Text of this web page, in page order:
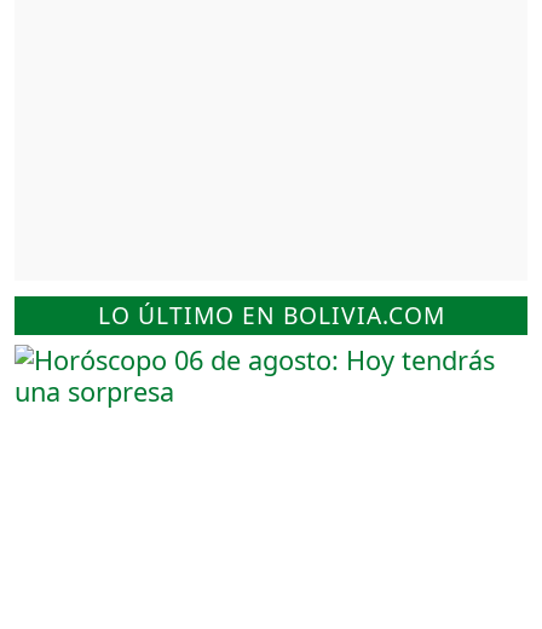
LO ÚLTIMO EN BOLIVIA.COM